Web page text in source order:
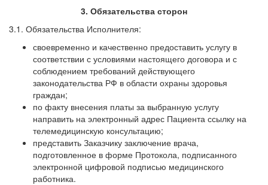
3. Обязательства сторон
3.1. Обязательства Исполнителя:
своевременно и качественно предоставить услугу в
соответствии с условиями настоящего договора и с
соблюдением требований действующего
законодательства РФ в области охраны здоровья
граждан;
по факту внесения платы за выбранную услугу
направить на электронный адрес Пациента ссылку на
телемедицинскую консультацию;
представить Заказчику заключение врача,
подготовленное в форме Протокола, подписанного
электронной цифровой подписью медицинского
работника.